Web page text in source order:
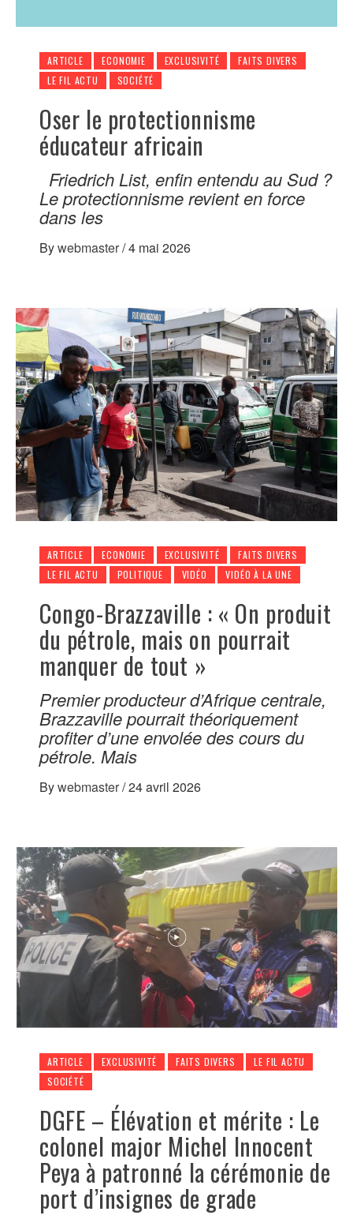
ARTICLE ECONOMIE EXCLUSIVITÉ
FAITS DIVERS
LE FIL ACTU
SOCIÉTÉ
Oser le protectionnisme
éducateur africain
Friedrich List, enfin entendu au Sud ?
Le protectionnisme revient en force
dans les
Bywebmaster/4 mai 2026
ARTICLE ECONOMIE EXCLUSIVITÉ
FAITS DIVERS
LE FIL ACTU
POLITIQUE VIDÉO VIDÉO À LA UNE
Congo-Brazzaville : « On produit
du pétrole, mais on pourrait
manquer de tout »
Premier producteur d’Afrique centrale,
Brazzaville pourrait théoriquement
profiter d’une envolée des cours du
pétrole. Mais
Bywebmaster/24 avril 2026
ARTICLE EXCLUSIVITÉ FAITS DIVERS
LE FIL ACTU
SOCIÉTÉ
DGFE – Élévation et mérite : Le
colonel major Michel Innocent
Peya à patronné la cérémonie de
port d’insignes de grade